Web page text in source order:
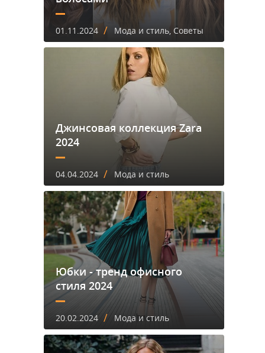
01.11.2024 / Мода и стиль, Советы
Джинсовая коллекция Zara
2024
04.04.2024 / Мода и стиль
Юбки - тренд офисного
стиля 2024
20.02.2024 / Мода и стиль